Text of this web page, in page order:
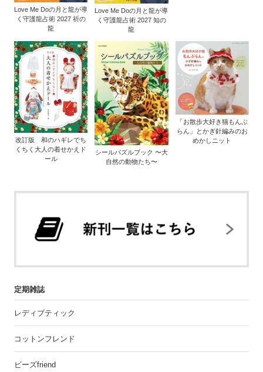
Love Me Doの月と龍が導
く守護龍占術 2027 祈の
龍
Love Me Doの月と龍が導
く守護龍占術 2027 知の
龍
改訂版 和のハギレでち
くちく大人の着せかえド
ール
シールパズルブック 〜大
自然の動物たち〜
「お散歩大好き猫もんぶ
らん」とかぎ針編みのお
めかしニット
定期雑誌
レディブティック
コットンフレンド
ビーズfriend